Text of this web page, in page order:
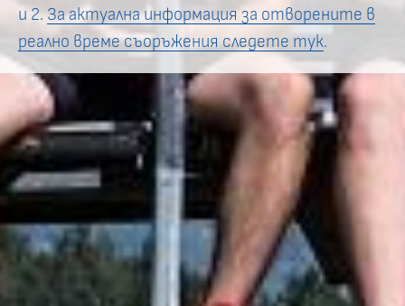
и хубавите спомени са гарантирани!
виж повече